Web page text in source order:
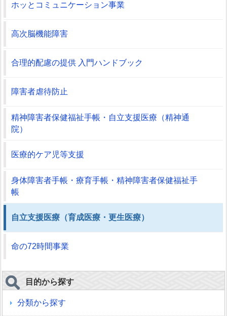
ホッとコミュニケーション事業
高次脳機能障害
合理的配慮の提供 入門ハンドブック
障害者虐待防止
精神障害者保健福祉手帳・自立支援医療（精神通
院）
医療的ケア児等支援
身体障害者手帳・療育手帳・精神障害者保健福祉手
帳
自立支援医療（育成医療・更生医療）
命の72時間事業
目的から探す
分類から探す